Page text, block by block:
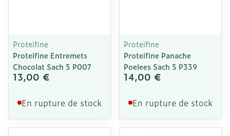
Proteifine
Proteifine Entremets
Chocolat Sach 5 P007
13,00 €
En rupture de stock
Proteifine
Proteifine Panache
Poelees Sach 5 P339
14,00 €
En rupture de stock